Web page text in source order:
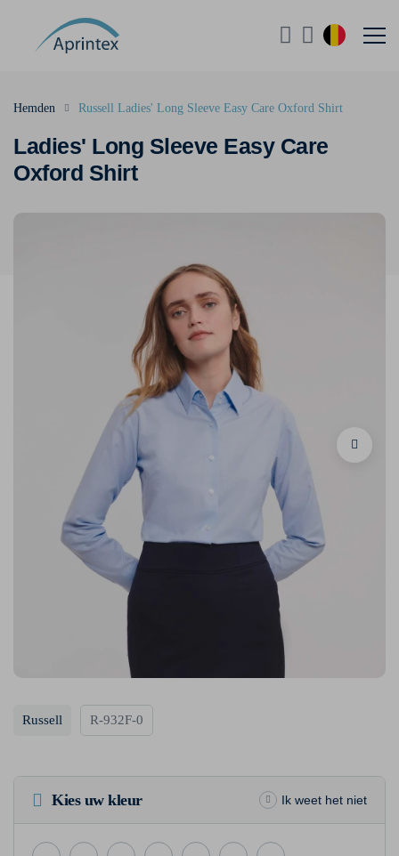
Ladies' Long Sleeve Easy Care
Oxford Shirt
Hemden Russell Ladies' Long Sleeve Easy Care Oxford Shirt
Russell R-932F-0
Kies uw kleur Ik weet het niet